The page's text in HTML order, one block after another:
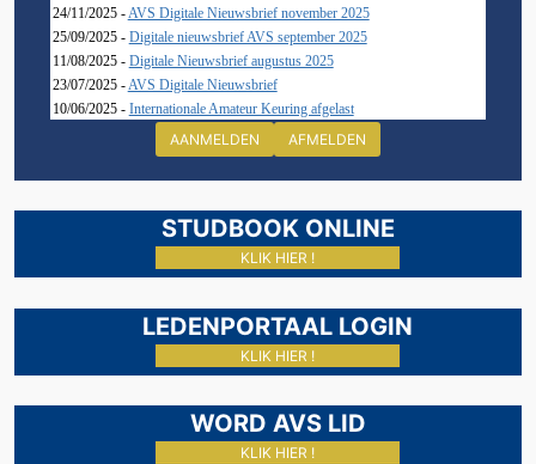
24/11/2025 -AVS Digitale Nieuwsbrief november 2025
25/09/2025 - Digitale nieuwsbrief AVS september 2025
11/08/2025 - Digitale Nieuwsbrief augustus 2025
23/07/2025 -AVS Digitale Nieuwsbrief
10/06/2025 - Internationale Amateur Keuring afgelast
AANMELDEN AFMELDEN
STUDBOOK ONLINE
KLIK HIER !
LEDENPORTAAL LOGIN
KLIK HIER !
WORD AVS LID
KLIK HIER !